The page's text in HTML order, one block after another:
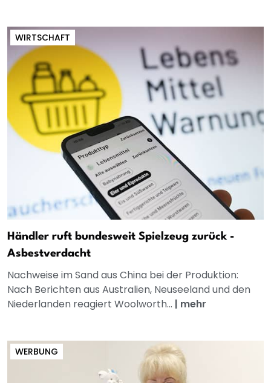
WIRTSCHAFT
Händler ruft bundesweit Spielzeug zurück -
Asbestverdacht
Nachweise im Sand aus China bei der Produktion:
Nach Berichten aus Australien, Neuseeland und den
Niederlanden reagiert Woolworth... | mehr
WERBUNG